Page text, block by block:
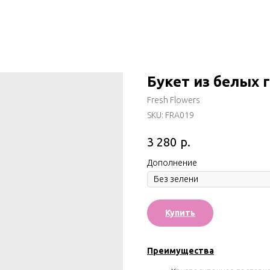
Букет из белых
Fresh Flowers
SKU: FRA019
3 280 р.
Дополнение
Купить
Преимущества